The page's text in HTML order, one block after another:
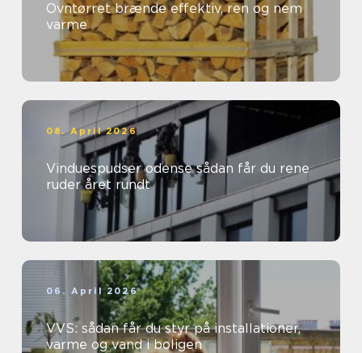
Ovntørret brænde effektiv, ren og nem
varme
08. April 2026
Vinduespudser odense sådan får du rene
ruder året rundt
06. April 2026
VVS: sådan får du styr på installationer,
varme og vand i boligen